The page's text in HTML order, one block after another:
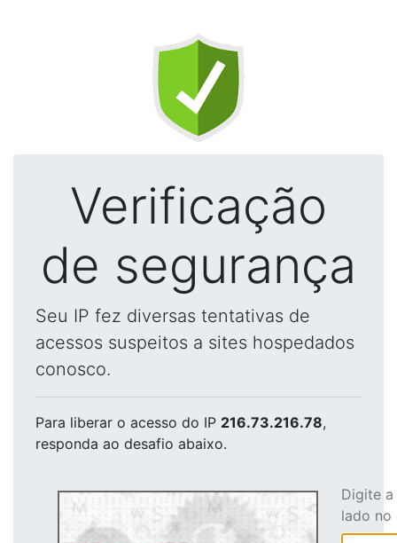
Verificação
de segurança
Seu IP fez diversas tentativas de
acessos suspeitos a sites hospedados
conosco.
Para liberar o acesso do IP 216.73.216.78,
responda ao desafio abaixo.
Digite
lado no